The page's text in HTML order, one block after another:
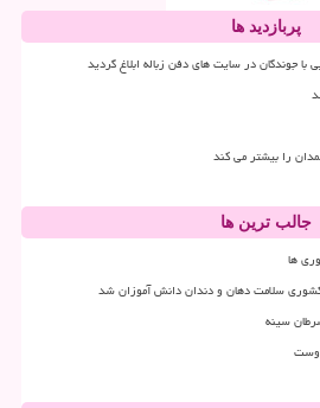
پربازدید ها
با جوندگان در سایت های دفن زباله ابلاغ گردید
را بیشتر می کند
جالب ترین ها
ها
سلامت دهان و دندان دانش آموزان شد
سینه